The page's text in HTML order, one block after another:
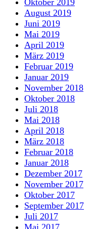
August 2019
Juni 2019
Mai 2019
April 2019
März 2019
Februar 2019
Januar 2019
November 2018
Oktober 2018
Juli 2018
Mai 2018
April 2018
März 2018
Februar 2018
Januar 2018
Dezember 2017
November 2017
Oktober 2017
September 2017
Juli 2017
Mai 2017